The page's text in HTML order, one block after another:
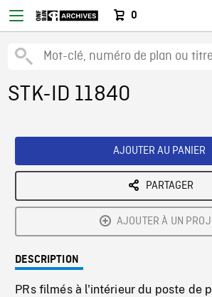
0
STK-ID 11840
AJOUTER AU PANIER
PARTAGER
AJOUTER À UN
DESCRIPTION
PRs filmés à l'intérieur du poste de